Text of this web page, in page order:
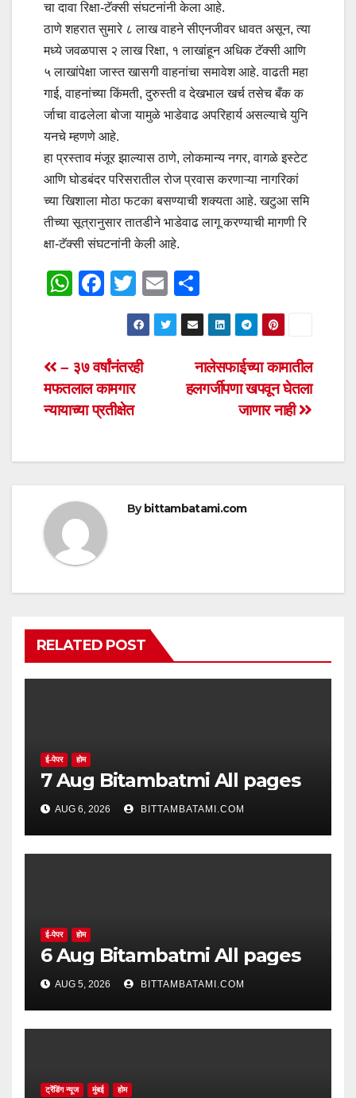
चा दावा रिक्षा-टॅक्सी संघटनांनी केला आहे.
ठाणे शहरात सुमारे ८ लाख वाहने सीएनजीवर धावत असून, त्या
मध्ये जवळपास २ लाख रिक्षा, १ लाखांहून अधिक टॅक्सी आणि
५ लाखांपेक्षा जास्त खासगी वाहनांचा समावेश आहे. वाढती महा
गाई, वाहनांच्या किंमती, दुरुस्ती व देखभाल खर्च तसेच बँक क
र्जाचा वाढलेला बोजा यामुळे भाडेवाढ अपरिहार्य असल्याचे युनि
यनचे म्हणणे आहे.
हा प्रस्ताव मंजूर झाल्यास ठाणे, लोकमान्य नगर, वागळे इस्टेट
आणि घोडबंदर परिसरातील रोज प्रवास करणाऱ्या नागरिकां
च्या खिशाला मोठा फटका बसण्याची शक्यता आहे. खटुआ समि
तीच्या सूत्रानुसार तातडीने भाडेवाढ लागू करण्याची मागणी रि
क्षा-टॅक्सी संघटनांनी केली आहे.
W
s
A
p
F
e
b
o
k
T
wi
tt
er
E
m
ail
h
ar
e
Post
navigation
नालेसफाईच्या कामातील
हलगर्जीपणा खपवून घेतला
जाणार नाही
– ३७ वर्षांनंतरही
मफतलाल कामगार
न्यायाच्या प्रतीक्षेत
By bittambatami.com
RELATED POST
ई-पेपर होम
7 Aug Bitambatmi All pages
AUG 6, 2026 BITTAMBATAMI.COM
ई-पेपर होम
6 Aug Bitambatmi All pages
AUG 5, 2026 BITTAMBATAMI.COM
ट्रेंडिंग न्यूज मुंबई होम